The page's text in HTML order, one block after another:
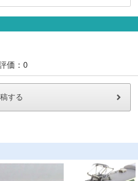
Infomation
価：0